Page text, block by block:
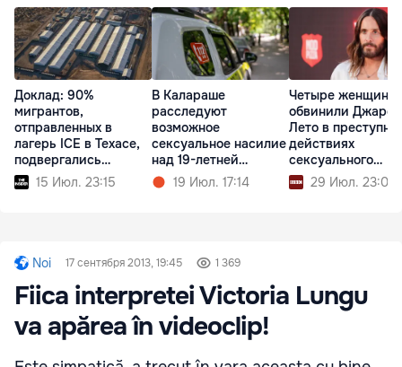
Доклад: 90%
мигрантов,
отправленных в
лагерь ICE в Техасе,
подвергались
насилию
15 Июл. 23:15
В Калараше
расследуют
возможное
сексуальное насилие
над 19-летней
девушкой
19 Июл. 17:14
Четыре женщины
обвинили
Лето в
действиях
сексуального
характера
29 Июл. 23:00
Noi 17 сентября 2013, 19:45 1 369
Fiica interpretei Victoria Lungu
va apărea în videoclip!